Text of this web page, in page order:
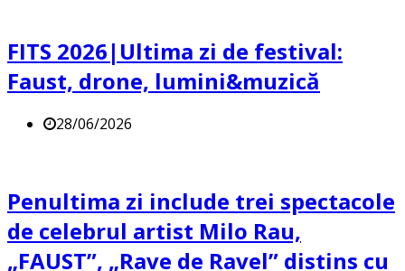
FITS 2026|Ultima zi de festival:
Faust, drone, lumini&muzică
28/06/2026
Penultima zi include trei spectacole
de celebrul artist Milo Rau,
„FAUST”, „Rave de Ravel” distins cu